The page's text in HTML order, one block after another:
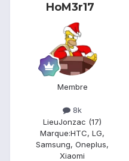
HoM3r17
Membre
8k
LieuJonzac (17)
Marque:HTC, LG,
Samsung, Oneplus,
Xiaomi